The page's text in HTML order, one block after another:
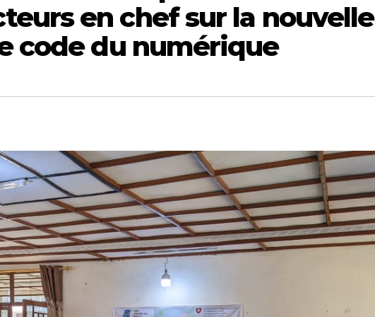
en chef sur la
code du numérique